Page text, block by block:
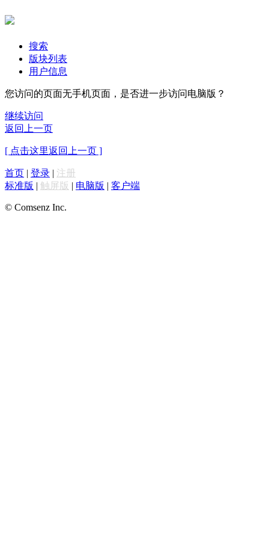
搜索
版块列表
用户信息
您访问的页面无手机页面，是否进一步访问电脑版？
继续访问
返回上一页
[ 点击这里返回上一页 ]
首页 | 登录 | 注册
标准版 | 触屏版 | 电脑版 | 客户端
© Comsenz Inc.